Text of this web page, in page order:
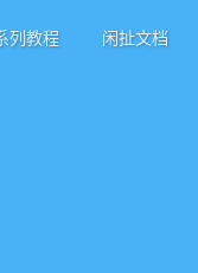
列教程 闲扯文档